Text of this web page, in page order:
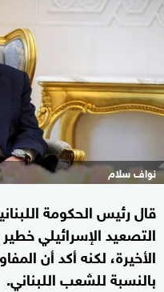
نواف سلام
قال رئيس الحكومة
التصعيد الإسرائيلي
الأخيرة، لكنه أكد أن
بالنسبة للشعب اللبناني.